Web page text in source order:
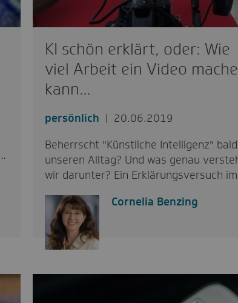
KI schön erklärt, oder: Wie
viel Arbeit ein Video
kann…
persönlich
20.06.2019
Beherrscht "Künstliche Intelligenz" bald
unseren Alltag? Und was genau
wir darunter? Ein Erklärungsversuch
Cornelia Benzing